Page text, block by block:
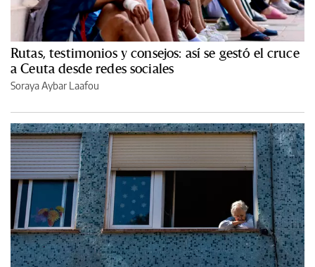
Rutas, testimonios y consejos: así se gestó el cruce
a Ceuta desde redes sociales
Soraya Aybar Laafou